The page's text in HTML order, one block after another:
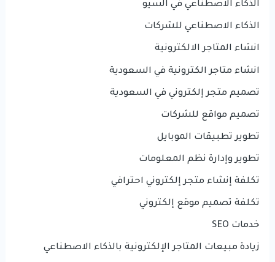
الذكاء الاصطناعي في السيو
الذكاء الاصطناعي للشركات
انشاء المتاجر الالكترونية
انشاء متاجر الكترونية في السعودية
تصميم متجر إلكتروني في السعودية
تصميم مواقع للشركات
تطوير تطبيقات الموبايل
تطوير وإدارة نظم المعلومات
تكلفة إنشاء متجر إلكتروني احترافي
تكلفة تصميم موقع إلكتروني
خدمات SEO
زيادة مبيعات المتاجر الإلكترونية بالذكاء الاصطناعي